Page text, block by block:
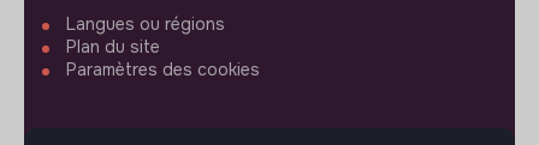
Langues ou régions
Plan du site
Paramètres des cookies